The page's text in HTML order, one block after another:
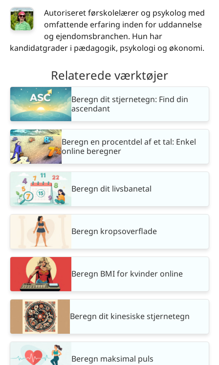
Autoriseret førskolelærer og psykolog med
omfattende erfaring inden for uddannelse
og ejendomsbranchen. Hun har
kandidatgrader i pædagogik, psykologi og økonomi.
Relaterede værktøjer
Beregn dit stjernetegn: Find din
ascendant
Beregn en procentdel af et tal: Enkel
online beregner
Beregn dit livsbanetal
Beregn kropsoverflade
Beregn BMI for kvinder online
Beregn dit kinesiske stjernetegn
Beregn maksimal puls